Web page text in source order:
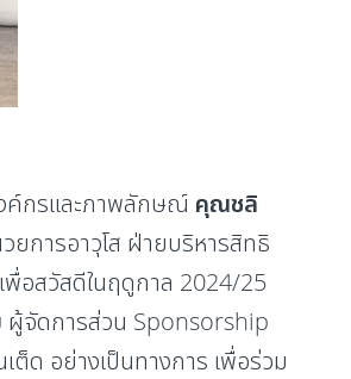
ค์กรและภาพลักษณ์ คุณชลิ
ยการอาวุโส ฝ่ายบริหารสิทธิ
พื่อสวัสดีในฤดูกาล 2024/25
ผู้จัดการส่วน Sponsorship
ด อย่างเป็นทางการ เพื่อร่วม